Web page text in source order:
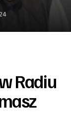
Radiu